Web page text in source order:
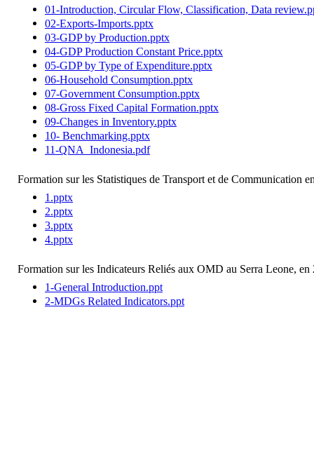
01-Introduction, Circular Flow, Classification, Data
02-Exports-Imports.pptx
03-GDP by Production.pptx
04-GDP Production Constant Price.pptx
05-GDP by Type of Expenditure.pptx
06-Household Consumption.pptx
07-Government Consumption.pptx
08-Gross Fixed Capital Formation.pptx
09-Changes in Inventory.pptx
10- Benchmarking.pptx
11-QNA_Indonesia.pdf
Formation sur les Statistiques de Transport et de Communication
1.pptx
2.pptx
3.pptx
4.pptx
Formation sur les Indicateurs Reliés aux OMD au Serra Leone,
1-General Introduction.ppt
2-MDGs Related Indicators.ppt